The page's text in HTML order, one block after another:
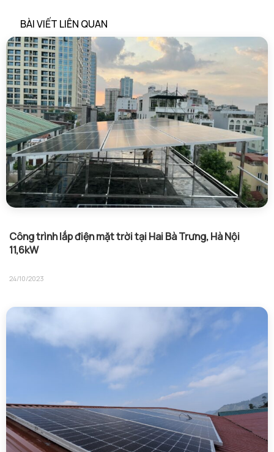
BÀI VIẾT LIÊN QUAN
Công trình lắp điện mặt trời tại Hai Bà Trưng, Hà Nội
11,6kW
24/10/2023